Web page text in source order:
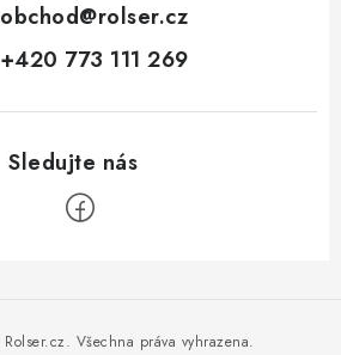
obchod@rolser.cz
+420 773 111 269
Rolser.cz. Všechna práva vyhrazena.